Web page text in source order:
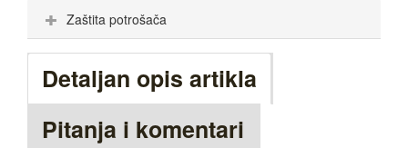
Zaštita potrošača
Detaljan opis artikla
Pitanja i komentari